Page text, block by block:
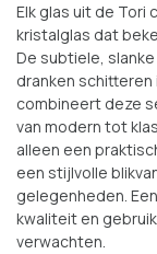
Elk glas uit de Tori
kristalglas dat
De subtiele,
dranken
combineert deze
van modern tot
alleen een
een stijlvolle
gelegenheden.
kwaliteit en
verwachten.